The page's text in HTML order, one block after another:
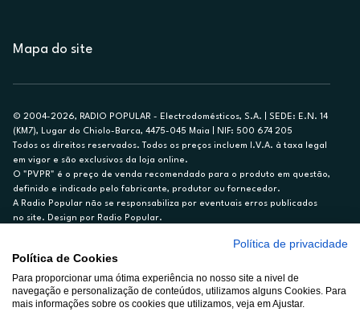
Mapa do site
© 2004-2026, RADIO POPULAR - Electrodomésticos, S.A. | SEDE: E.N. 14
(KM7), Lugar do Chiolo-Barca, 4475-045 Maia | NIF: 500 674 205
Todos os direitos reservados. Todos os preços incluem I.V.A. à taxa legal
em vigor e são exclusivos da loja online.
O "PVPR" é o preço de venda recomendado para o produto em questão,
definido e indicado pelo fabricante, produtor ou fornecedor.
A Radio Popular não se responsabiliza por eventuais erros publicados
no site. Design por Radio Popular.
Ex. para limite de crédito de €1.500, reembolsado em 12 meses, TAN
14,79%.
Crédito sujeito a aprovação pelo Cetelem, marca BNP Paribas Personal
Finance, S.A., Sucursal em Portugal. Informe-se no 21 721 90 00 (dias
Política de privacidade
Política de Cookies
Para proporcionar uma ótima experiência no nosso site a nivel de
navegação e personalização de conteúdos, utilizamos alguns Cookies. Para
mais informações sobre os cookies que utilizamos, veja em Ajustar.